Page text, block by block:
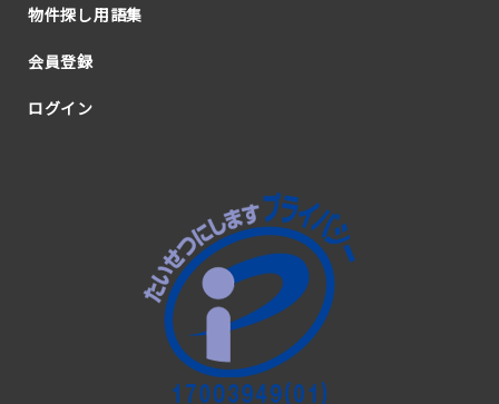
物件探し用語集
会員登録
ログイン